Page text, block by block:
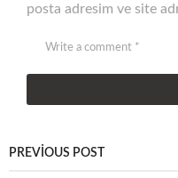
posta adresim ve site
PREVIOUS POST